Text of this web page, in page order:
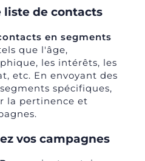
liste de contacts
en segments
que l'âge,
les intérêts, les
etc. En envoyant des
spécifiques,
la pertinence et
vos campagnes